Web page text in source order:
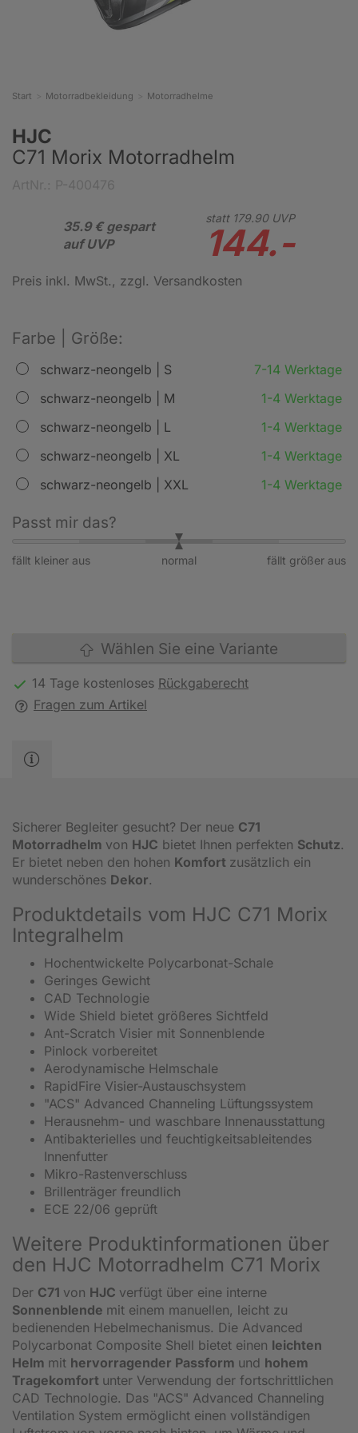
Start Motorradbekleidung Motorradhelme
HJC
C71 Morix Motorradhelm
35.9 € gespart
auf UVP
statt 179.90UVP
144.-
Preis inkl. MwSt., zzgl. Versandkosten
Farbe | Größe:
schwarz-neongelb | S
7-14 Werktage
schwarz-neongelb | M
1-4 Werktage
schwarz-neongelb | L
1-4 Werktage
schwarz-neongelb | XL
1-4 Werktage
schwarz-neongelb | XXL
1-4 Werktage
Passt mir das?
fällt kleiner aus fällt größer aus
normal
Wählen Sie eine Variante
14 Tage kostenloses Rückgaberecht
Fragen zum Artikel
Sicherer Begleiter gesucht? Der neue C71
Motorradhelm von HJC bietet Ihnen perfekten Schutz.
Er bietet neben den hohen Komfort zusätzlich ein
wunderschönes Dekor.
Produktdetails vom HJC C71 Morix
Integralhelm
Hochentwickelte Polycarbonat-Schale
Geringes Gewicht
CAD Technologie
Wide Shield bietet größeres Sichtfeld
Ant-Scratch Visier mit Sonnenblende
Pinlock vorbereitet
Aerodynamische Helmschale
RapidFire Visier-Austauschsystem
"ACS" Advanced Channeling Lüftungssystem
Herausnehm- und waschbare Innenausstattung
Antibakterielles und feuchtigkeitsableitendes
Innenfutter
Mikro-Rastenverschluss
Brillenträger freundlich
ECE 22/06 geprüft
Weitere Produktinformationen über
den HJC Motorradhelm C71 Morix
Der C71 von HJC verfügt über eine interne
Sonnenblende mit einem manuellen, leicht zu
bedienenden Hebelmechanismus. Die Advanced
Polycarbonat Composite Shell bietet einen leichten
Helm mit hervorragender Passform und hohem
Tragekomfort unter Verwendung der fortschrittlichen
CAD Technologie. Das "ACS" Advanced Channeling
Ventilation System ermöglicht einen vollständigen